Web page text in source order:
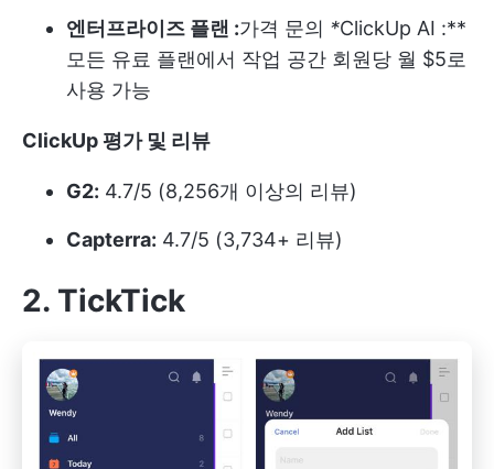
엔터프라이즈 플랜 :가격 문의 *ClickUp AI :**
모든 유료 플랜에서 작업 공간 회원당 월 $5로
사용 가능
ClickUp 평가 및 리뷰
G2: 4.7/5 (8,256개 이상의 리뷰)
Capterra: 4.7/5 (3,734+ 리뷰)
2. TickTick